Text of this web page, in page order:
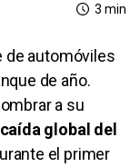
3 min
de automóviles
de año.
a su
global del
el primer